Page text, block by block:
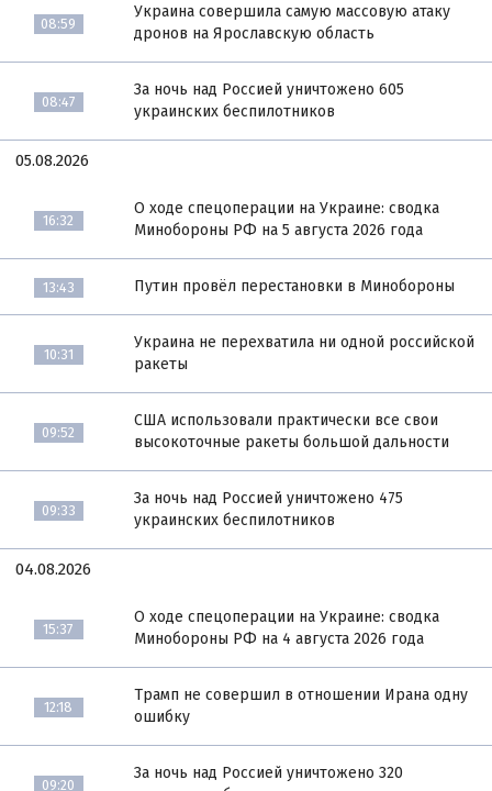
08:59
Украина совершила самую массовую атаку
дронов на Ярославскую область
08:47
За ночь над Россией уничтожено 605
украинских беспилотников
05.08.2026
16:32
О ходе спецоперации на Украине: сводка
Минобороны РФ на 5 августа 2026 года
13:43 Путин провёл перестановки в Минобороны
10:31
Украина не перехватила ни одной российской
ракеты
09:52
США использовали практически все свои
высокоточные ракеты большой дальности
09:33
За ночь над Россией уничтожено 475
украинских беспилотников
04.08.2026
15:37
О ходе спецоперации на Украине: сводка
Минобороны РФ на 4 августа 2026 года
12:18
Трамп не совершил в отношении Ирана одну
ошибку
09:20
За ночь над Россией уничтожено 320